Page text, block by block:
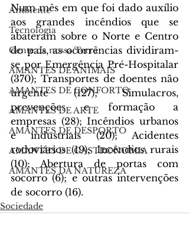
Ambiente
Tecnologia
Gente da nossa Terra
AMANTES DE ANIMAIS
AMANTES DE CONFORTO
AMANTES DE ARTE
AMANTES DE DESPORTO
AMANTES DE GASTRONOMIA
AMANTES DA NATUREZA
Num mês em que foi dado auxílio
aos grandes incêndios que se
abateram sobre o Norte e Centro
do país, as ocorrências dividiram-
se por Emergência Pré-Hospitalar
(370); Transportes de doentes não
urgente (127); Simulacros,
prevenções e formação a
empresas (28); Incêndios urbanos
e industriais (20); Acidentes
rodoviários (19); Incêndios rurais
(10); Abertura de portas com
socorro (6); e outras intervenções
de socorro (16).
Sociedade